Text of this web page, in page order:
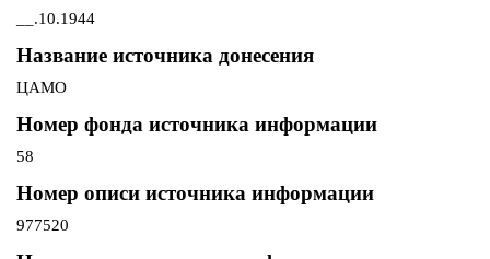
__.10.1944
Название источника донесения
ЦАМО
Номер фонда источника информации
58
Номер описи источника информации
977520